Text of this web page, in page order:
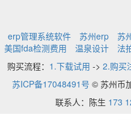
erp管理系统软件 苏州erp 苏
美国fda检测费用 温泉设计 法
购买流程： 1.下载试用 -> 2.购买
苏ICP备17048491号 © 苏州币
联系人：陈生 173